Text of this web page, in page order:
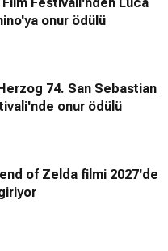
onur ödülü
74. San Sebastian
onur ödülü
of Zelda filmi 2027'de